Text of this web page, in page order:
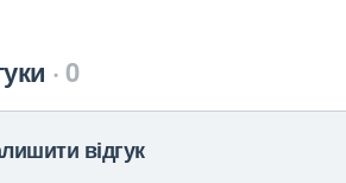
0
відгук